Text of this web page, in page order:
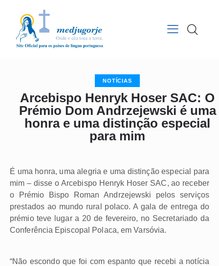
NOTÍCIAS
Arcebispo Henryk Hoser SAC: O
Prémio Dom Andrzejewski é uma
honra e uma distinção especial
para mim
É uma honra, uma alegria e uma distinção especial para
mim – disse o Arcebispo Henryk Hoser SAC, ao receber
o Prémio Bispo Roman Andrzejewski pelos serviços
prestados ao mundo rural polaco. A gala de entrega do
prémio teve lugar a 20 de fevereiro, no Secretariado da
Conferência Episcopal Polaca, em Varsóvia.
“Não escondo que foi com espanto que recebi a notícia